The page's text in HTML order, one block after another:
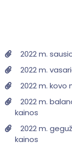
2022 m.
2022 m.
2022 m. kovo
2022 m.
kainos
2022 m.
kainos